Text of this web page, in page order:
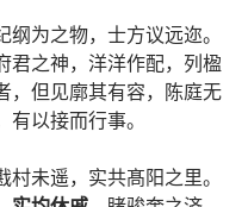
为之物，士方议远迩。
君之神，洋洋作配，列楹
，但见廓其有容，陈庭无
以接而行事。
未遥，实共髙阳之里。